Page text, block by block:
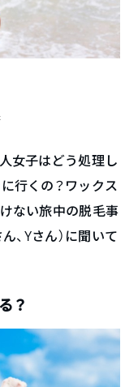
女子はどう処理し
行くの？ワックス
ない旅中の脱毛事
、Yさん）に聞いて
？